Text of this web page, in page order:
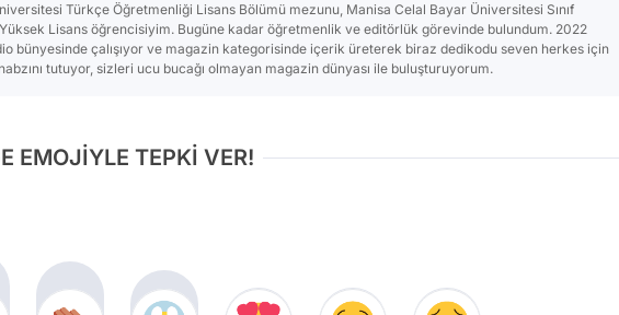
Türkçe Öğretmenliği Lisans Bölümü mezunu, Manisa Celal Bayar Üniversitesi Sınıf
Lisans öğrencisiyim. Bugüne kadar öğretmenlik ve editörlük görevinde bulundum. 2022
bünyesinde çalışıyor ve magazin kategorisinde içerik üreterek biraz dedikodu seven herkes için
tutuyor, sizleri ucu bucağı olmayan magazin dünyası ile buluşturuyorum.
EMOJİYLE TEPKİ VER!